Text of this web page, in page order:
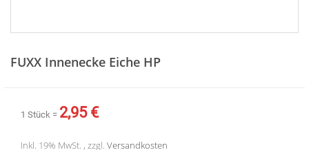
der
FUXX Innenecke Eiche HP
1 Stück = 2,95 €
Inkl. 19% MwSt. , zzgl. Versandkosten